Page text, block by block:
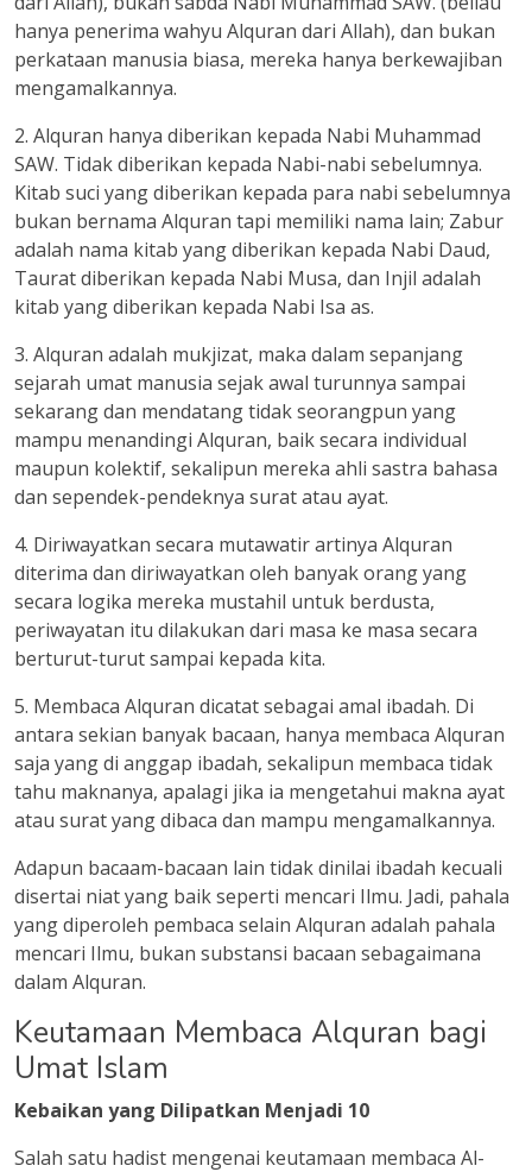
hanya penerima wahyu Alquran dari Allah), dan bukan
perkataan manusia biasa, mereka hanya berkewajiban
mengamalkannya.
2. Alquran hanya diberikan kepada Nabi Muhammad
SAW. Tidak diberikan kepada Nabi-nabi sebelumnya.
Kitab suci yang diberikan kepada para nabi sebelumnya
bukan bernama Alquran tapi memiliki nama lain; Zabur
adalah nama kitab yang diberikan kepada Nabi Daud,
Taurat diberikan kepada Nabi Musa, dan Injil adalah
kitab yang diberikan kepada Nabi Isa as.
3. Alquran adalah mukjizat, maka dalam sepanjang
sejarah umat manusia sejak awal turunnya sampai
sekarang dan mendatang tidak seorangpun yang
mampu menandingi Alquran, baik secara individual
maupun kolektif, sekalipun mereka ahli sastra bahasa
dan sependek-pendeknya surat atau ayat.
4. Diriwayatkan secara mutawatir artinya Alquran
diterima dan diriwayatkan oleh banyak orang yang
secara logika mereka mustahil untuk berdusta,
periwayatan itu dilakukan dari masa ke masa secara
berturut-turut sampai kepada kita.
5. Membaca Alquran dicatat sebagai amal ibadah. Di
antara sekian banyak bacaan, hanya membaca Alquran
saja yang di anggap ibadah, sekalipun membaca tidak
tahu maknanya, apalagi jika ia mengetahui makna ayat
atau surat yang dibaca dan mampu mengamalkannya.
Adapun bacaam-bacaan lain tidak dinilai ibadah kecuali
disertai niat yang baik seperti mencari Ilmu. Jadi, pahala
yang diperoleh pembaca selain Alquran adalah pahala
mencari Ilmu, bukan substansi bacaan sebagaimana
dalam Alquran.
Keutamaan Membaca Alquran bagi
Umat Islam
Kebaikan yang Dilipatkan Menjadi 10
Salah satu hadist mengenai keutamaan membaca Al-